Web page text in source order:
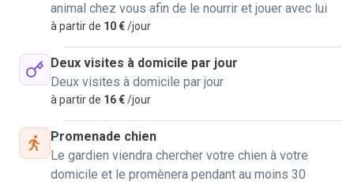
animal chez vous afin de le nourrir et jouer avec lui
à partir de 10 €/jour
Deux visites à domicile par jour
Deux visites à domicile par jour
à partir de 16 €/jour
Promenade chien
Le gardien viendra chercher votre chien à votre
domicile et le promènera pendant au moins 30